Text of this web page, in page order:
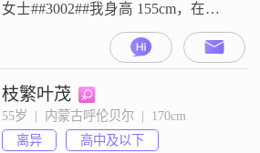
女士##3002##我身高 155cm，在呼
伦贝尔工作，学历是中专##3002##
我的月收入在 5001 - 8000 元之间
##3002##我性格开朗爱笑，总是能
给身边的人带来快乐##3002##我很
善解人意，能理解和感受他人的情
绪和需求##3002##在生活中，我独
立自信，能够
枝繁叶茂
55岁  |  内蒙古呼伦贝尔  |  170cm
离异
高中及以下